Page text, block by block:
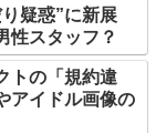
疑惑”に新展
性スタッフ？
トの「規約違
アイドル画像の